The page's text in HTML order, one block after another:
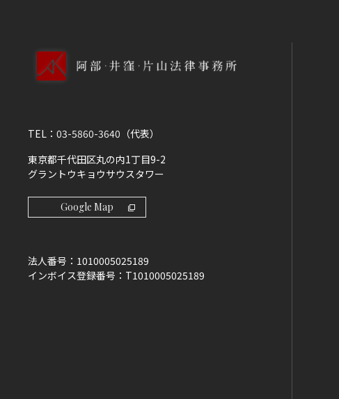
TEL： 03-5860-3640 （代表）
東京都千代田区丸の内1丁目9-2
グラントウキョウサウスタワー
Google Map
法人番号： 1010005025189
インボイス登録番号： T1010005025189